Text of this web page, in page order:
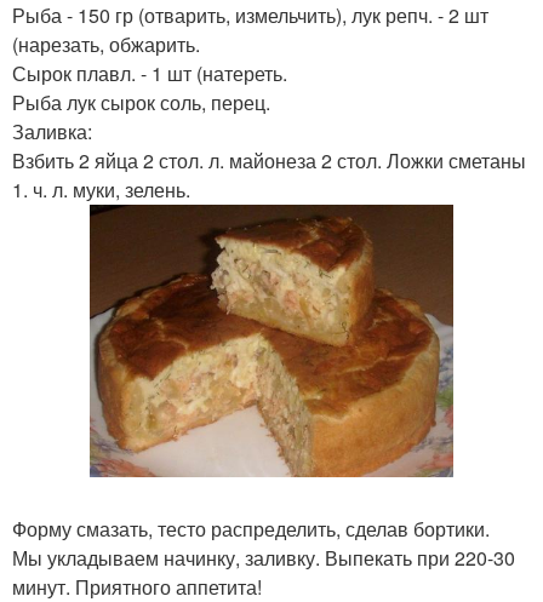
Рыба - 150 гр (отварить, измельчить), лук репч. - 2 шт
(нарезать, обжарить.
Сырок плавл. - 1 шт (натереть.
Рыба лук сырок соль, перец.
Заливка:
Взбить 2 яйца 2 стол. л. майонеза 2 стол. Ложки сметаны
1. ч. л. муки, зелень.
Форму смазать, тесто распределить, сделав бортики.
Мы укладываем начинку, заливку. Выпекать при 220-30
минут. Приятного аппетита!